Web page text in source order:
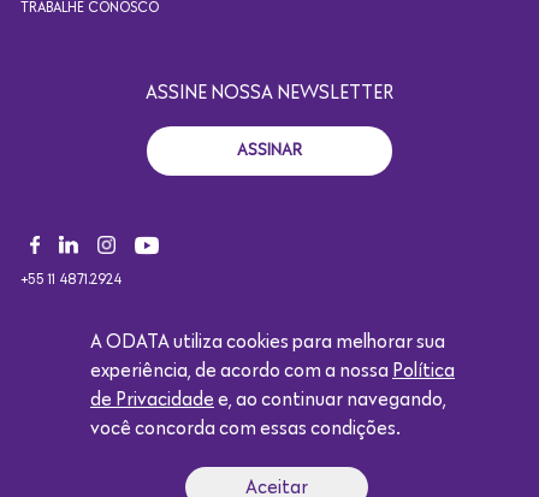
TRABALHE CONOSCO
ASSINE NOSSA NEWSLETTER
ASSINAR
+55 11 4871.2924
Copyright 2021. Todos os direitos reservados. Design por
A ODATA utiliza cookies para melhorar sua
experiência, de acordo com a nossa Política
de Privacidade e, ao continuar navegando,
você concorda com essas condições.
Aceitar